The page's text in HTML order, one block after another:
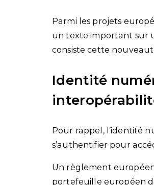
Parmi les projets
un texte important sur
consiste cette
Identité
Pour rappel, l’identité
s’authentifier pour
Un règlement
portefeuille européen